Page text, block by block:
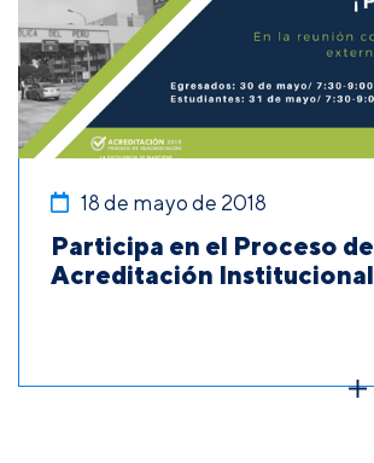
18 de mayo de 2018
Participa en el Proceso de
Acreditación Institucional